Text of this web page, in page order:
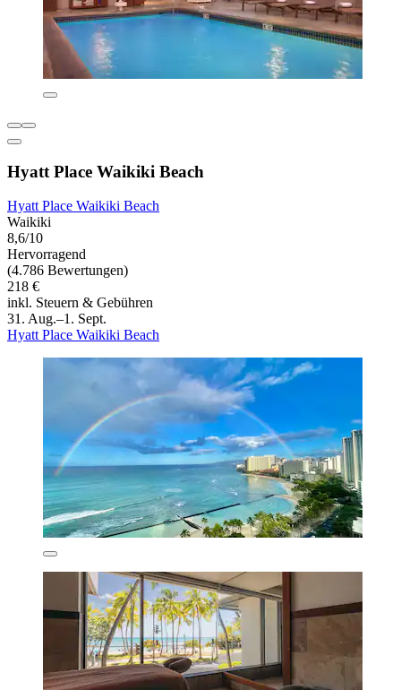
Hyatt Place Waikiki Beach
Hyatt Place Waikiki Beach
Waikiki
8,6/10
Hervorragend
(4.786 Bewertungen)
218 €
inkl. Steuern & Gebühren
31. Aug.–1. Sept.
Hyatt Place Waikiki Beach